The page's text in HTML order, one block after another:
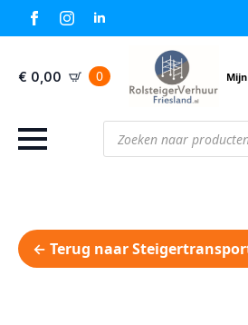
€ 0,00 0
Producten
zoeken
← Terug naar